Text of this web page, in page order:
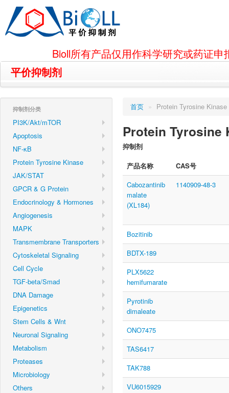
Bioll所有产品仅用作科学研究或药证
平价抑制剂
抑制剂分类
PI3K/Akt/mTOR
Apoptosis
NF-κB
Protein Tyrosine Kinase
JAK/STAT
GPCR & G Protein
Endocrinology & Hormones
Angiogenesis
MAPK
Transmembrane Transporters
Cytoskeletal Signaling
Cell Cycle
TGF-beta/Smad
DNA Damage
Epigenetics
Stem Cells & Wnt
Neuronal Signaling
Metabolism
Proteases
Microbiology
Others
首页 » Protein Tyrosine Kinase
Protein Tyrosine
抑制剂
产品名称
CAS号
Cabozantinib
malate
(XL184)
1140909-48-3
Bozitinib
BDTX-189
PLX5622
hemifumarate
Pyrotinib
dimaleate
ONO7475
TAS6417
TAK788
VU6015929